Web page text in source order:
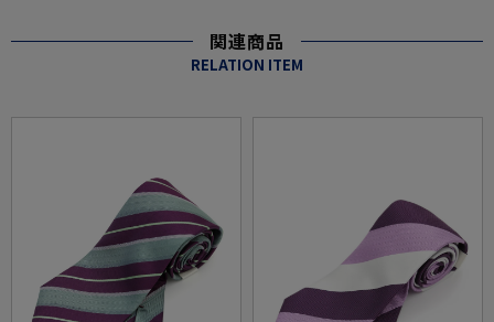
関連商品
RELATION ITEM